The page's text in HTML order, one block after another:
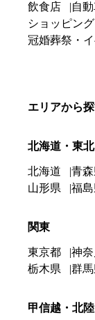
飲食店
自
ショッピング
冠婚葬祭・イ
エリアから
北海道・東北
北海道 青
山形県
福
関東
東京都 神
栃木県
群
甲信越・北陸